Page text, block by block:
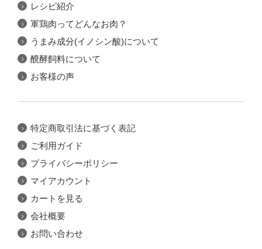
レシピ紹介
軍鶏肉ってどんなお肉？
うまみ成分(イノシン酸)について
醗酵飼料について
お客様の声
特定商取引法に基づく表記
ご利用ガイド
プライバシーポリシー
マイアカウント
カートを見る
会社概要
お問い合わせ